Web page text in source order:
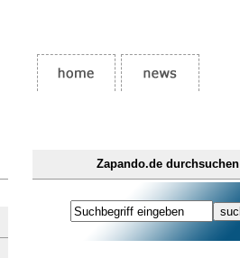
Zapando.de durchsuchen